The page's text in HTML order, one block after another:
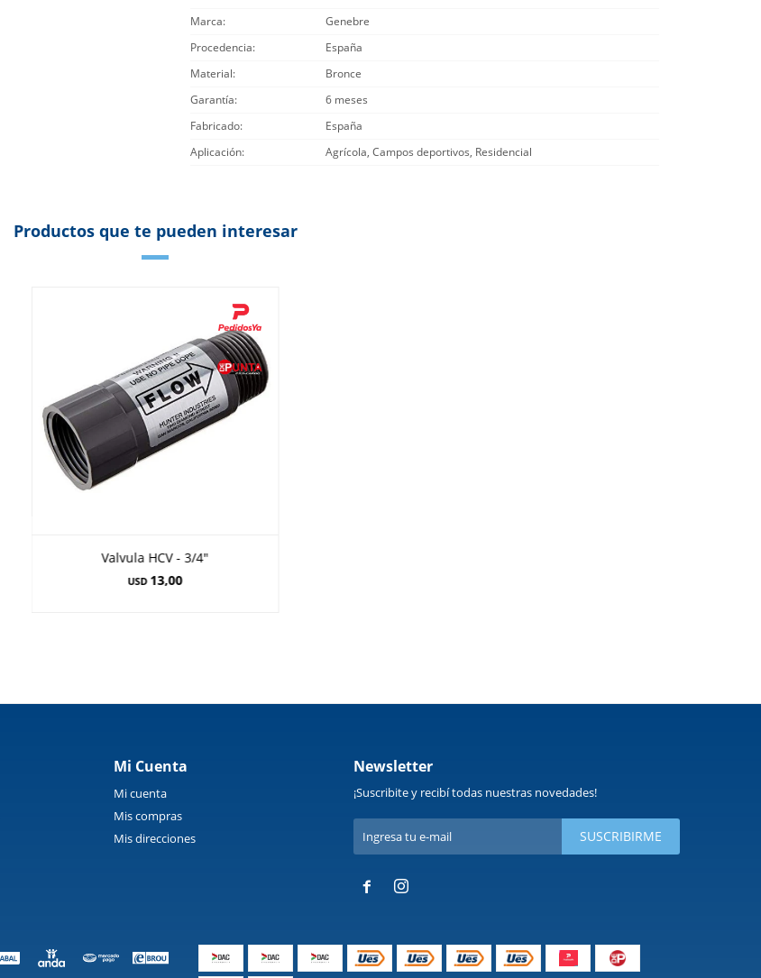
Marca
Genebre
Procedencia
España
Material
Bronce
Garantía
6 meses
Fabricado
España
Aplicación
Agrícola, Campos deportivos, Residencial
Productos que te pueden interesar
Valvula HCV - 3/4"
USD 13,00
Mi Cuenta
Mi cuenta
Mis compras
Mis direcciones
Newsletter
¡Suscribite y recibí todas nuestras novedades!
SUSCRIBIRME
 